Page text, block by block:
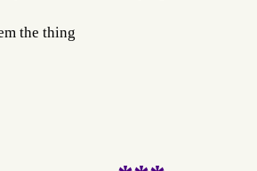
the thing